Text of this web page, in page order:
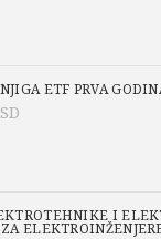
ETF PRVA
I